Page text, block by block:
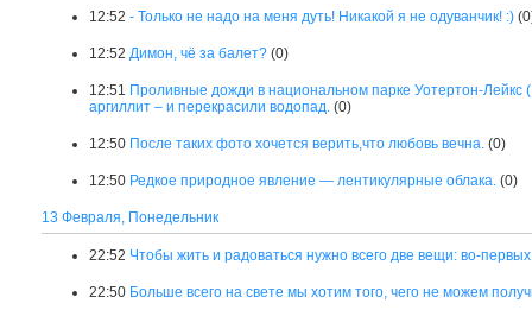
12:52 - Только не надо на меня дуть! Никакой я не одуванчик! :)
12:52 Димон, чё за балет? (0)
12:51 Проливные дожди в национальном парке Уотертон-
аргиллит – и перекрасили водопад. (0)
12:50 После таких фото хочется верить,что любовь вечна. (0)
12:50 Редкое природное явление — лентикулярные облака. (0)
13 Февраля, Понедельник
22:52 Чтобы жить и радоваться нужно всего две вещи: во-
22:50 Больше всего на свете мы хотим того, чего не можем